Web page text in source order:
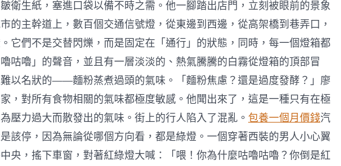
衛生紙，塞進口袋以備不時之需。他一腳踏出店門，立刻被眼前的景象
的主幹道上，數百個交通信號燈，從東邊到西邊，從高架橋到巷弄口，
它們不是交替閃爍，而是固定在「通行」的狀態，同時，每一個燈箱都
咕嚕」的聲音，並且有一層淡淡的、熱氣騰騰的白霧從燈箱的頂部冒
以名狀的——麵粉蒸煮過頭的氣味。「麵粉焦慮？還是過度發酵？」廖
，對所有食物相關的氣味都極度敏感。他聞出來了，這是一種只有在極
壓力過大而散發出的氣味。街上的行人陷入了混亂。 包養一個月價錢汽
該停，因為無論從哪個方向看，都是綠燈。一個穿著西裝的男人小心翼
央，搖下車窗，對著紅綠燈大喊：「喂！你為什麼咕嚕咕嚕？你倒是紅